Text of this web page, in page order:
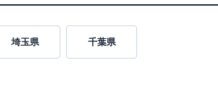
埼玉県 千葉県